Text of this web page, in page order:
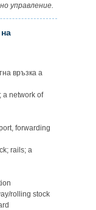
управление.
на
връзка a
a network of
forwarding
rails; a
rolling stock